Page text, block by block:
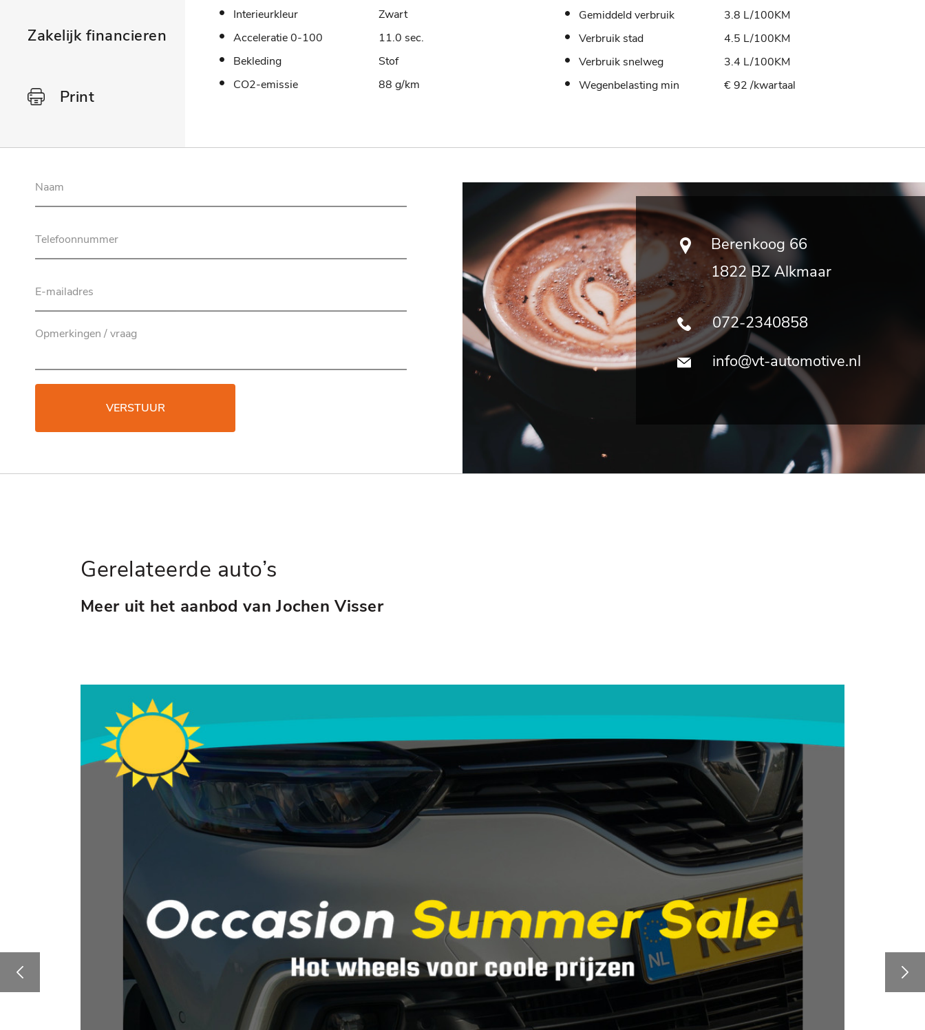
Zakelijk financieren
Print
Interieurkleur
Zwart
Acceleratie 0-100
11.0 sec.
Bekleding
Stof
CO2-emissie
88 g/km
Gemiddeld verbruik
3.8 L/100KM
Verbruik stad
4.5 L/100KM
Verbruik snelweg
3.4 L/100KM
Wegenbelasting min
€ 92 /kwartaal
VERSTUUR
Berenkoog 66
1822 BZ Alkmaar
072-2340858
info@vt-automotive.nl
Gerelateerde auto’s
Meer uit het aanbod van Jochen Visser